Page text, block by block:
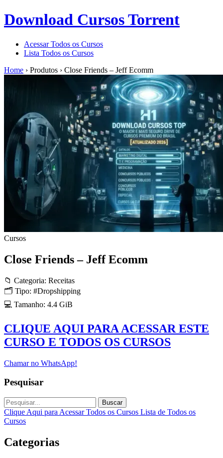
Download Cursos Torrent
Acessar Todos os Cursos
Lista Todos os Cursos
Home › Produtos › Close Friends – Jeff Ecomm
Cursos
Close Friends – Jeff Ecomm
📁 Categoria: Receitas
🗂 Tipo: #Dropshipping
💻 Tamanho: 4.4 GiB
CLIQUE AQUI PARA ACESSAR ESTE
CURSO E TODOS OS CURSOS
Chamar no WhatsApp!
Pesquisar
Buscar
Clique Aqui para Acessar Todos os Cursos Lista de Todos os
Cursos
Categorias